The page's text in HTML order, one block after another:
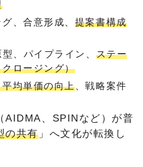
、合意形成、 提案書構成
、パイプライン、 ステー
ロージング）
均単価の向上、戦略案件
AIDMA、SPINなど）が普
の共有」へ文化が転換し